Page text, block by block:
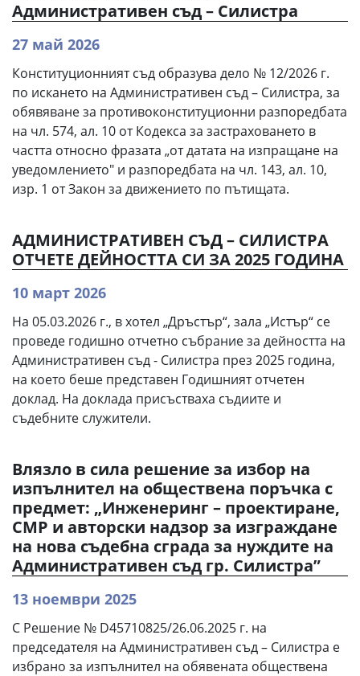
Административен съд – Силистра
27 май 2026
Конституционният съд образува дело № 12/2026 г.
по искането на Административен съд – Силистра, за
обявяване за противоконституционни разпоредбата
на чл. 574, ал. 10 от Кодекса за застраховането в
частта относно фразата „от датата на изпращане на
уведомлението" и разпоредбата на чл. 143, ал. 10,
изр. 1 от Закон за движението по пътищата.
АДМИНИСТРАТИВЕН СЪД – СИЛИСТРА
ОТЧЕТЕ ДЕЙНОСТТА СИ ЗА 2025 ГОДИНА
10 март 2026
На 05.03.2026 г., в хотел „Дръстър“, зала „Истър“ се
проведе годишно отчетно събрание за дейността на
Административен съд - Силистра през 2025 година,
на което беше представен Годишният отчетен
доклад. На доклада присъстваха съдиите и
съдебните служители.
Влязло в сила решение за избор на
изпълнител на обществена поръчка с
предмет: „Инженеринг – проектиране,
СМР и авторски надзор за изграждане
на нова съдебна сграда за нуждите на
Административен съд гр. Силистра”
13 ноември 2025
С Решение № D45710825/26.06.2025 г. на
председателя на Административен съд – Силистра е
избрано за изпълнител на обявената обществена